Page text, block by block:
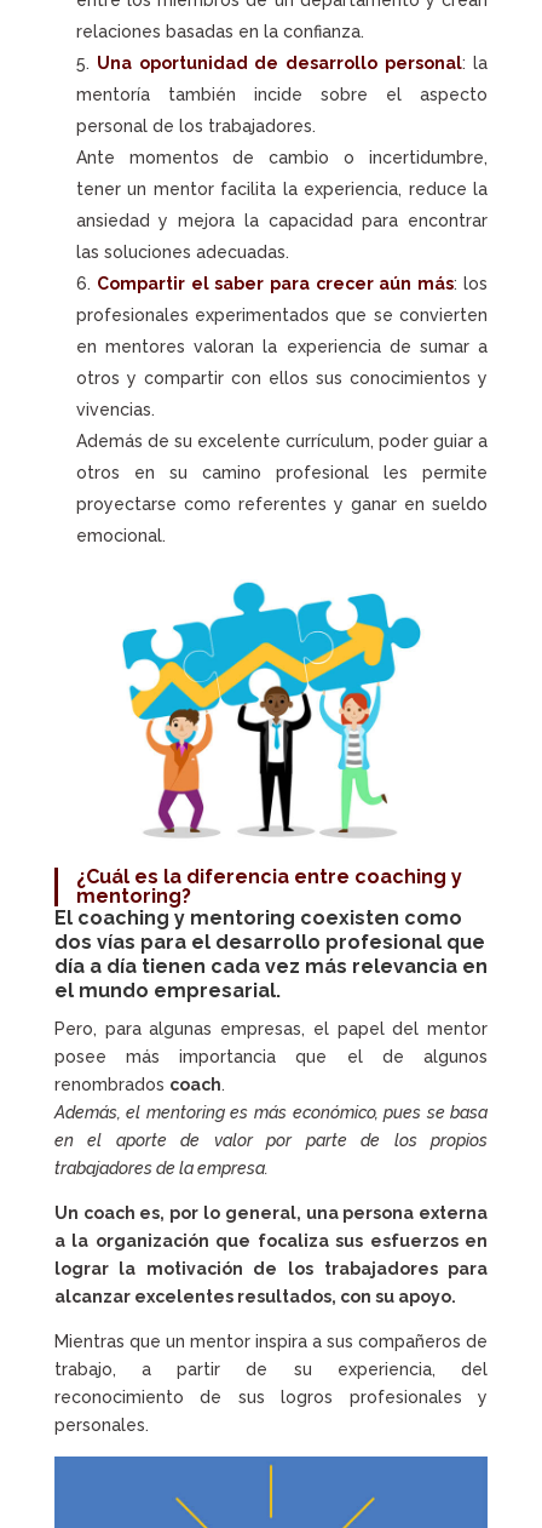
relaciones basadas en la confianza.
Una oportunidad de desarrollo personal: la
mentoría también incide sobre el aspecto
personal de los trabajadores.
Ante momentos de cambio o incertidumbre,
tener un mentor facilita la experiencia, reduce la
ansiedad y mejora la capacidad para encontrar
las soluciones adecuadas.
Compartir el saber para crecer aún más: los
profesionales experimentados que se convierten
en mentores valoran la experiencia de sumar a
otros y compartir con ellos sus conocimientos y
vivencias.
Además de su excelente currículum, poder guiar a
otros en su camino profesional les permite
proyectarse como referentes y ganar en sueldo
emocional.
¿Cuál es la diferencia entre coaching y
mentoring?
El coaching y mentoring coexisten como
dos vías para el desarrollo profesional que
día a día tienen cada vez más relevancia en
el mundo empresarial.
Pero, para algunas empresas, el papel del mentor
posee más importancia que el de algunos
renombrados coach.
Además, el mentoring es más económico, pues se basa
en el aporte de valor por parte de los propios
trabajadores de la empresa.
Un coach es, por lo general, una persona externa
a la organización que focaliza sus esfuerzos en
lograr la motivación de los trabajadores para
alcanzar excelentes resultados, con su apoyo.
Mientras que un mentor inspira a sus compañeros de
trabajo, a partir de su experiencia, del
reconocimiento de sus logros profesionales y
personales.